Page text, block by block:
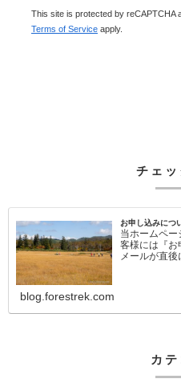
This site is protected by reCAPTCHA
Terms of Service apply.
チェ
お申し込みにつ
当ホームペ
客様には『お
メールが直後
blog.forestrek.com
カテ